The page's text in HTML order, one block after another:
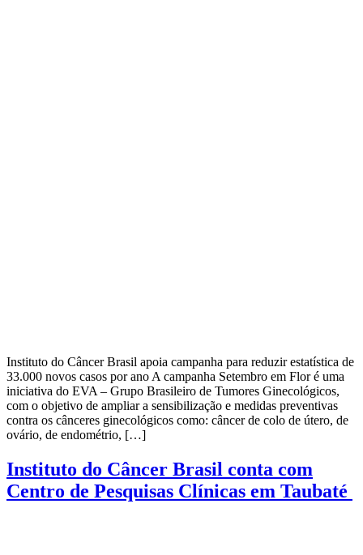
Instituto do Câncer Brasil apoia campanha para reduzir estatística de
33.000 novos casos por ano A campanha Setembro em Flor é uma
iniciativa do EVA – Grupo Brasileiro de Tumores Ginecológicos,
com o objetivo de ampliar a sensibilização e medidas preventivas
contra os cânceres ginecológicos como: câncer de colo de útero, de
ovário, de endométrio, […]
Instituto do Câncer Brasil conta com
Centro de Pesquisas Clínicas em Taubaté